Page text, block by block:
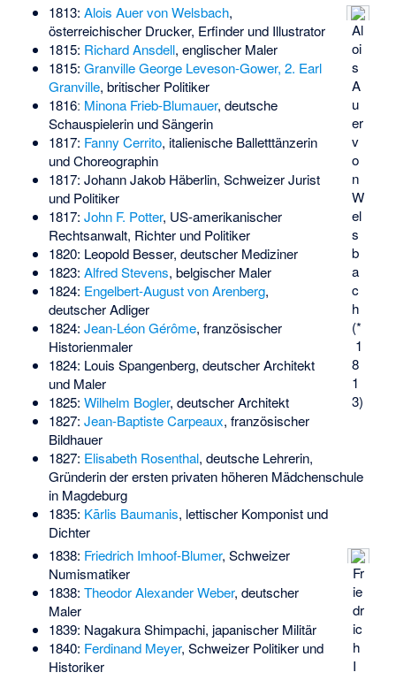
Al
oi
s
A
u
er
v
o
n
W
el
s
b
a
c
h
(*
1
8
1
3)
1813: Alois Auer von Welsbach,
österreichischer Drucker, Erfinder und Illustrator
1815: Richard Ansdell, englischer Maler
1815: Granville George Leveson-Gower, 2. Earl
Granville, britischer Politiker
1816ː Minona Frieb-Blumauer, deutsche
Schauspielerin und Sängerin
1817: Fanny Cerrito, italienische Balletttänzerin
und Choreographin
1817: Johann Jakob Häberlin, Schweizer Jurist
und Politiker
1817: John F. Potter, US-amerikanischer
Rechtsanwalt, Richter und Politiker
1820: Leopold Besser, deutscher Mediziner
1823: Alfred Stevens, belgischer Maler
1824: Engelbert-August von Arenberg,
deutscher Adliger
1824: Jean-Léon Gérôme, französischer
Historienmaler
1824: Louis Spangenberg, deutscher Architekt
und Maler
1825: Wilhelm Bogler, deutscher Architekt
1827: Jean-Baptiste Carpeaux, französischer
Bildhauer
1827: Elisabeth Rosenthal, deutsche Lehrerin,
Gründerin der ersten privaten höheren Mädchenschule
in Magdeburg
1835: Kārlis Baumanis, lettischer Komponist und
Dichter
Fr
ie
dr
ic
h
I
1838: Friedrich Imhoof-Blumer, Schweizer
Numismatiker
1838: Theodor Alexander Weber, deutscher
Maler
1839: Nagakura Shimpachi, japanischer Militär
1840: Ferdinand Meyer, Schweizer Politiker und
Historiker